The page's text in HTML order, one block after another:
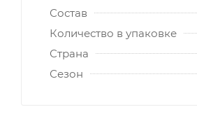
Состав
Количество в упаковке
Страна
Сезон